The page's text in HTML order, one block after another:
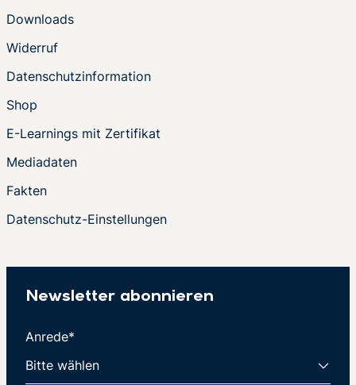
Downloads
Widerruf
Datenschutzinformation
Shop
E-Learnings mit Zertifikat
Mediadaten
Fakten
Datenschutz-Einstellungen
Newsletter abonnieren
Anrede*